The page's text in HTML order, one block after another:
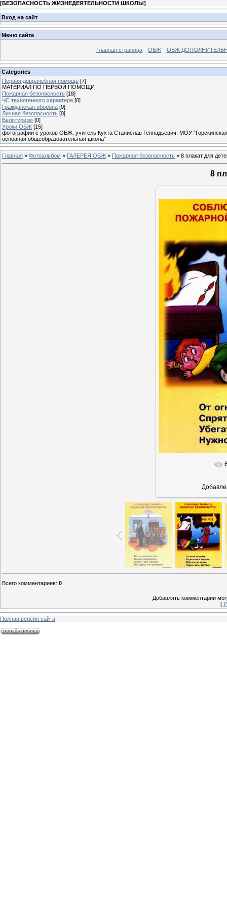
[БЕЗОПАСНОСТЬ ЖИЗНЕДЕЯТЕЛЬНОСТИ ШКОЛЫ]
Вход на сайт
Меню сайта
Главная страница ОБЖ ОБЖ
Categories
Первая доврачебная помощь [7]
МАТЕРИАЛ ПО ПЕРВОЙ ПОМОЩИ
Пожарная безопасность [18]
ЧС техногенного характера [0]
Гражданская оборона [0]
Личная безопасность [0]
Велотуризм [0]
Уроки ОБЖ [15]
фотографии с уроков ОБЖ. учитель Кухта Станислав Геннадьевич. МОУ "Горскинская
основная общеобразовательная школа"
Главная » Фотоальбом » ГАЛЕРЕЯ ОБЖ » Пожарная безопасность » 8 плакат для
8
В
Всего комментариев: 0
Добавлять комментарии
[
Полная версия сайта